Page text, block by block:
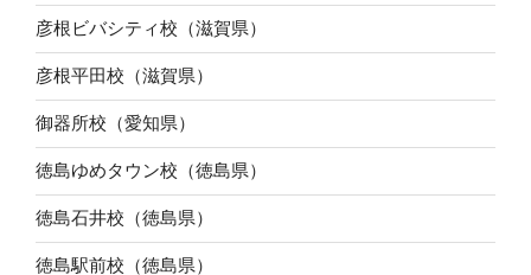
彦根ビバシティ校（滋賀県）
彦根平田校（滋賀県）
御器所校（愛知県）
徳島ゆめタウン校（徳島県）
徳島石井校（徳島県）
徳島駅前校（徳島県）